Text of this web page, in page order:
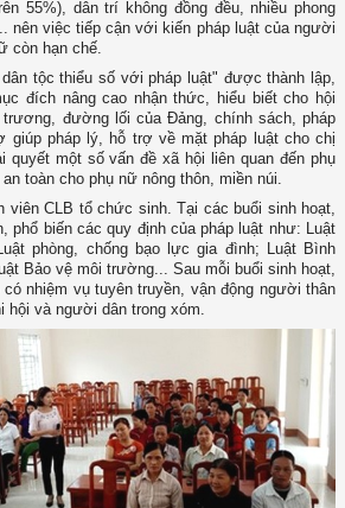
55%), dân trí không đồng đều, nhiều phong
nên việc tiếp cận với kiến pháp luật của người
còn hạn chế.
tộc thiểu số với pháp luật" được thành lập,
đích nâng cao nhận thức, hiểu biết cho hội
đường lối của Đảng, chính sách, pháp
giúp pháp lý, hỗ trợ về mặt pháp luật cho chị
quyết một số vấn đề xã hội liên quan đến phụ
toàn cho phụ nữ nông thôn, miền núi.
viên CLB tổ chức sinh. Tại các buổi sinh hoạt,
phổ biến các quy định của pháp luật như: Luật
phòng, chống bạo lực gia đình; Luật Bình
Bảo vệ môi trường... Sau mỗi buổi sinh hoạt,
nhiệm vụ tuyên truyền, vận động người thân
hội và người dân trong xóm.